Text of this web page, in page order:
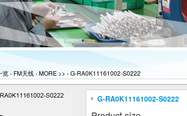
览 › FM天线 › MORE >> › G-RA0K11161002-S0222
G-RA0K11161002-S0222